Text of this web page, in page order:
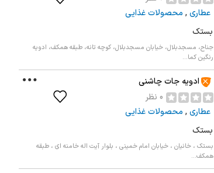
عطاری, محصولات غذایی
بستک
جناح، مسجدبلال، خیابان مسجدبلال، کوچه تانه، طبقه همکف، ادویه
رنگین کما...
ادویه جات چاشنی
0 نظر
عطاری, محصولات غذایی
بستک
بستک ، خانیان ، خیابان امام خمینی ، بلوار آیت اله خامنه ای ، طبقه
همکف...